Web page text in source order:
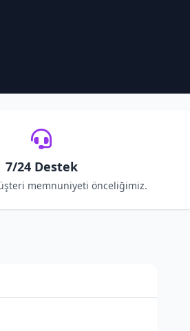
7/24 Destek
memnuniyeti önceliğimiz.